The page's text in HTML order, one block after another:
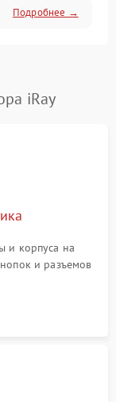
Подробнее →
iRay
и корпуса на
и разъемов
на экран,
системных